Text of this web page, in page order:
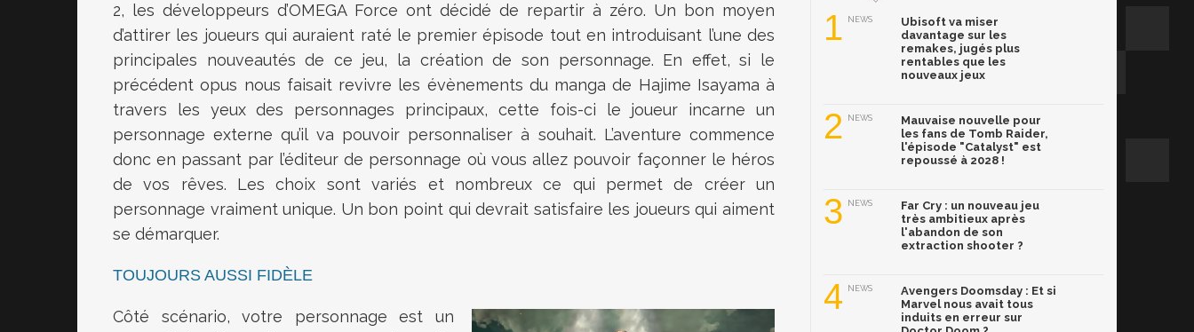
2, les développeurs d’OMEGA Force ont décidé de repartir à zéro. Un bon moyen
d’attirer les joueurs qui auraient raté le premier épisode tout en introduisant l’une des
principales nouveautés de ce jeu, la création de son personnage. En effet, si le
précédent opus nous faisait revivre les évènements du manga de Hajime Isayama à
travers les yeux des personnages principaux, cette fois-ci le joueur incarne un
personnage externe qu’il va pouvoir personnaliser à souhait. L’aventure commence
donc en passant par l’éditeur de personnage où vous allez pouvoir façonner le héros
de vos rêves. Les choix sont variés et nombreux ce qui permet de créer un
personnage vraiment unique. Un bon point qui devrait satisfaire les joueurs qui aiment
se démarquer.
TOUJOURS AUSSI FIDÈLE
Côté scénario, votre personnage est un
1 NEWS
Ubisoft va miser
davantage sur les
remakes, jugés plus
rentables que les
nouveaux jeux
2 NEWS
Mauvaise nouvelle pour
les fans de Tomb Raider,
l'épisode "Catalyst" est
repoussé à 2028 !
3 NEWS
Far Cry : un nouveau jeu
très ambitieux après
l'abandon de son
extraction shooter ?
4 NEWS
Avengers Doomsday : Et si
Marvel nous avait tous
induits en erreur sur